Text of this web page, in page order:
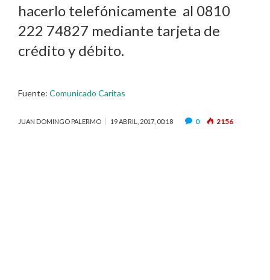
hacerlo telefónicamente al 0810
222 74827 mediante tarjeta de
crédito y débito.
Fuente: Comunicado Caritas
JUAN DOMINGO PALERMO 19 ABRIL, 2017, 00:18 0 2156